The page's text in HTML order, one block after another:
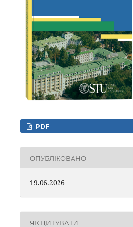
PDF
ОПУБЛІКОВАНО
19.06.2026
ЯК ЦИТУВАТИ